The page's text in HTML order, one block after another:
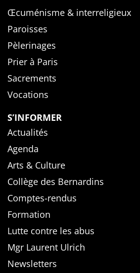
Œcuménisme & interreligieux
Paroisses
Pèlerinages
Prier à Paris
Sacrements
Vocations
S’INFORMER
Actualités
Agenda
Arts & Culture
Collège des Bernardins
Comptes-rendus
Formation
Lutte contre les abus
Mgr Laurent Ulrich
Newsletters